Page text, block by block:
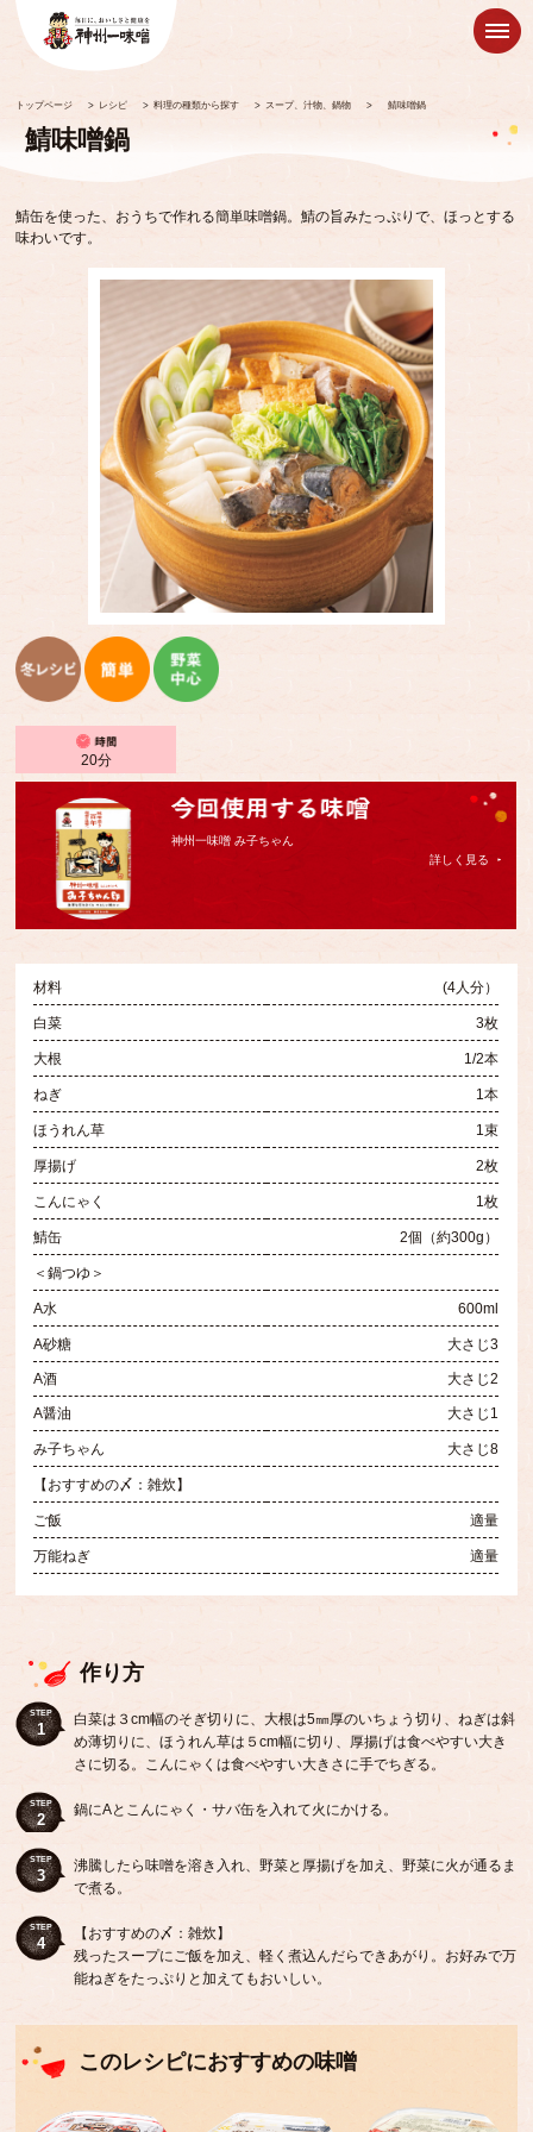
トップページ > レシピ >料理の種類から探す > スープ、汁物、鍋物 > 鯖味噌鍋
鯖味噌鍋
鯖缶を使った、おうちで作れる簡単味噌鍋。鯖の旨みたっぷりで、ほっとする
味わいです。
20分
神州一味噌 み子ちゃん
詳しく見る
材料 (4人分）
白菜 3枚
大根 1/2本
ねぎ 1本
ほうれん草 1束
厚揚げ 2枚
こんにゃく 1枚
鯖缶 2個（約300g）
＜鍋つゆ＞
A水 600ml
A砂糖 大さじ3
A酒 大さじ2
A醤油 大さじ1
み子ちゃん 大さじ8
【おすすめの〆：雑炊】
ご飯 適量
万能ねぎ 適量
作り方
STEP
1
白菜は３cm幅のそぎ切りに、大根は5㎜厚のいちょう切り、ねぎは斜
め薄切りに、ほうれん草は５cm幅に切り、厚揚げは食べやすい大き
さに切る。こんにゃくは食べやすい大きさに手でちぎる。
STEP
2
鍋にAとこんにゃく・サバ缶を入れて火にかける。
STEP
3
沸騰したら味噌を溶き入れ、野菜と厚揚げを加え、野菜に火が通るま
で煮る。
STEP
4
【おすすめの〆：雑炊】
残ったスープにご飯を加え、軽く煮込んだらできあがり。お好みで万
能ねぎをたっぷりと加えてもおいしい。
このレシピにおすすめの味噌